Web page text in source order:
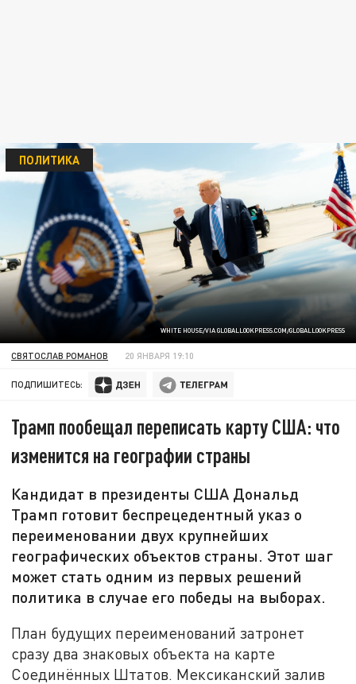
WHITE HOUSE/VIA GLOBALLOOKPRESS.COM/GLOBALLOOKPRESS
ПОЛИТИКА
СВЯТОСЛАВ РОМАНОВ 20 ЯНВАРЯ 19:10
ПОДПИШИТЕСЬ:
Трамп пообещал переписать карту США: что
изменится на географии страны
Кандидат в президенты США Дональд
Трамп готовит беспрецедентный указ о
переименовании двух крупнейших
географических объектов страны. Этот шаг
может стать одним из первых решений
политика в случае его победы на выборах.
План будущих переименований затронет
сразу два знаковых объекта на карте
Соединённых Штатов. Мексиканский залив